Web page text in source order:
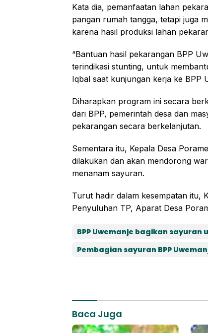
Kata dia, pemanfaatan lahan
pangan rumah tangga, tetapi juga
karena hasil produksi lahan
“Bantuan hasil pekarangan BPP
terindikasi stunting, untuk
Iqbal saat kunjungan kerja ke BPP
Diharapkan program ini secara
dari BPP, pemerintah desa dan
pekarangan secara berkelanjutan.
Sementara itu, Kepala Desa
dilakukan dan akan mendorong
menanam sayuran.
Turut hadir dalam kesempatan itu,
Penyuluhan TP, Aparat Desa
BPP Uwemanje bagikan
Pembagian sayuran BPP
Baca Juga